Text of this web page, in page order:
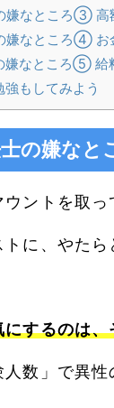
嫌なところ③ 高
嫌なところ④ お
嫌なところ⑤ 給
もしてみよう
の嫌なと
ントを取
に、やたら
にするのは
人数」で異